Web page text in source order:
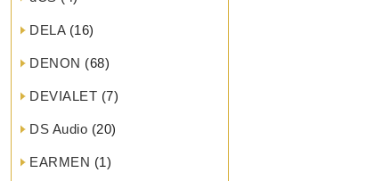
DELA(16)
DENON (68)
DEVIALET (7)
DS Audio (20)
EARMEN (1)